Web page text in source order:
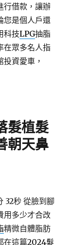
行借款，讓辦
您是個人戶還
科技LPG抽脂
在眾多名人指
資愛車，
髮植髮
朝天鼻
32秒 從臉到腳
用多少才合改
精微自體脂肪
在這篇2024髮